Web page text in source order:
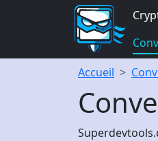
Accueil